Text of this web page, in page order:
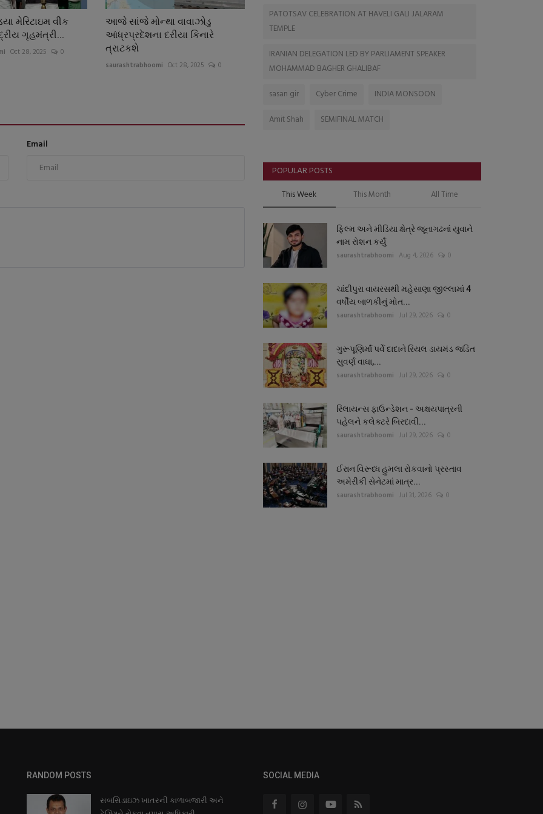
મેરિટાઇમ વીક
ગૃહમંત્રી...
Oct 28, 2025 0
આજે સાંજે મોન્થા વાવાઝોડુ
આંધ્રપ્રદેશના દરીયા કિનારે
ત્રાટકશે
saurashtrabhoomi Oct 28, 2025 0
Email
PATOTSAV CELEBRATION AT HAVELI GALI JALARAM
TEMPLE
IRANIAN DELEGATION LED BY PARLIAMENT SPEAKER
MOHAMMAD BAGHER GHALIBAF
sasan gir
Cyber Crime
INDIA MONSOON
Amit Shah
SEMIFINAL MATCH
POPULAR POSTS
This Week This Month All Time
ફિલ્મ અને મીડિયા ક્ષેત્રે જૂનાગઢનાં યુવાને
નામ રોશન કર્યું
saurashtrabhoomi Aug 4, 2026 0
ચાંદીપુરા વાયરસથી મહેસાણા જીલ્લામાં 4
વર્ષીય બાળકીનું મોત...
saurashtrabhoomi Jul 29, 2026 0
ગુરૂપૂણિર્માં પર્વે દાદાને રિયલ ડાયમંડ જડિત
સુવર્ણ વાઘા,...
saurashtrabhoomi Jul 29, 2026 0
રિલાયન્સ ફાઉન્ડેશન - અક્ષયપાત્રની
પહેલને કલેક્ટરે બિરદાવી...
saurashtrabhoomi Jul 29, 2026 0
ઈરાન વિરૂધ્ધ હુમલા રોકવાનો પ્રસ્તાવ
અમેરીકી સેનેટમાં માત્ર...
saurashtrabhoomi Jul 31, 2026 0
RANDOM POSTS
સબસિડાઇઝ ખાતરની કાળાબજારી અને
SOCIAL MEDIA